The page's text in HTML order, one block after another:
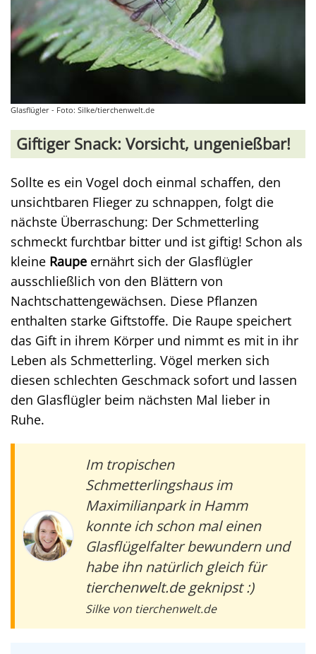
Glasflügler - Foto: Silke/tierchenwelt.de
Giftiger Snack: Vorsicht, ungenießbar!
Sollte es ein Vogel doch einmal schaffen, den
unsichtbaren Flieger zu schnappen, folgt die
nächste Überraschung: Der Schmetterling
schmeckt furchtbar bitter und ist giftig! Schon als
kleine Raupe ernährt sich der Glasflügler
ausschließlich von den Blättern von
Nachtschattengewächsen. Diese Pflanzen
enthalten starke Giftstoffe. Die Raupe speichert
das Gift in ihrem Körper und nimmt es mit in ihr
Leben als Schmetterling. Vögel merken sich
diesen schlechten Geschmack sofort und lassen
den Glasflügler beim nächsten Mal lieber in
Ruhe.
Im tropischen
Schmetterlingshaus im
Maximilianpark in Hamm
konnte ich schon mal einen
Glasflügelfalter bewundern und
habe ihn natürlich gleich für
tierchenwelt.de geknipst :)
Silke von tierchenwelt.de